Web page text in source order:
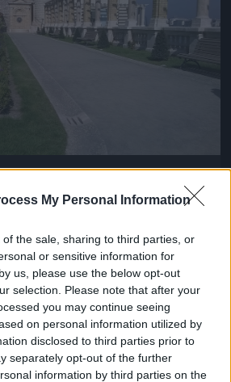
My Personal Information
the sale, sharing to third parties, or
or sensitive information for
us, please use the below opt-out
selection. Please note that after your
you may continue seeing
on personal information utilized by
disclosed to third parties prior to
separately opt-out of the further
information by third parties on the
szép
#6
Jön még kép!